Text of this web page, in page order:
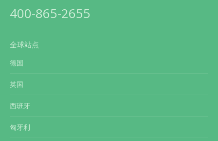
400-865-2655
全球站点
德国
英国
西班牙
匈牙利